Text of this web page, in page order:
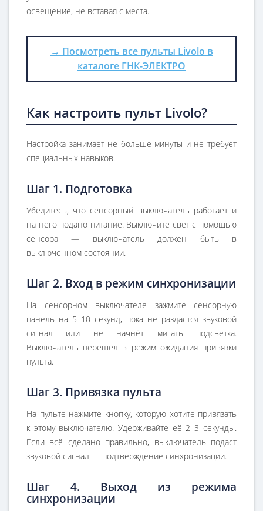
освещение, не вставая с места.
→ Посмотреть все пульты Livolo в
каталоге ГНК-ЭЛЕКТРО
Как настроить пульт Livolo?
Настройка занимает не больше минуты и не требует
специальных навыков.
Шаг 1. Подготовка
Убедитесь, что сенсорный выключатель работает и
на него подано питание. Выключите свет с помощью
сенсора — выключатель должен быть в
выключенном состоянии.
Шаг 2. Вход в режим синхронизации
На сенсорном выключателе зажмите сенсорную
панель на 5–10 секунд, пока не раздастся звуковой
сигнал или не начнёт мигать подсветка.
Выключатель перешёл в режим ожидания привязки
пульта.
Шаг 3. Привязка пульта
На пульте нажмите кнопку, которую хотите привязать
к этому выключателю. Удерживайте её 2–3 секунды.
Если всё сделано правильно, выключатель подаст
звуковой сигнал — подтверждение синхронизации.
Шаг 4. Выход из режима
синхронизации